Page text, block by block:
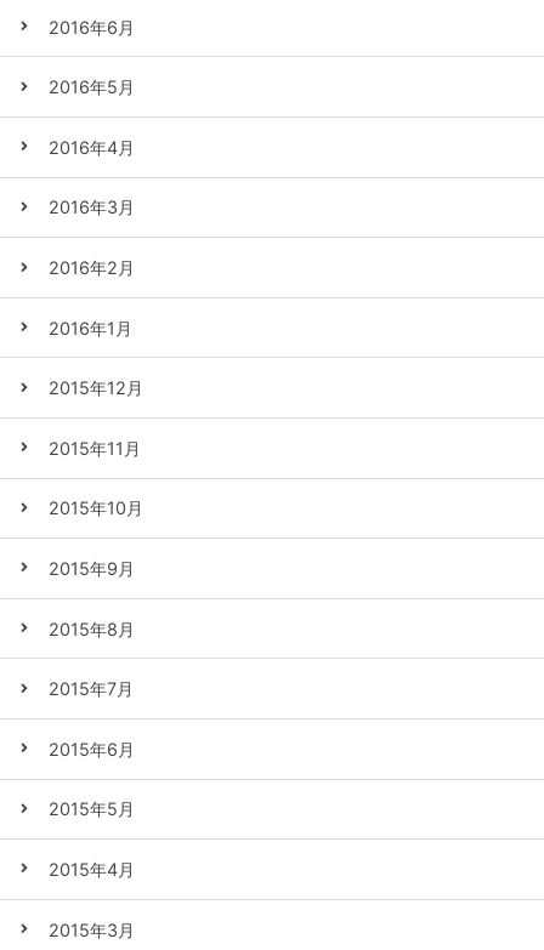
2016年6月
2016年5月
2016年4月
2016年3月
2016年2月
2016年1月
2015年12月
2015年11月
2015年10月
2015年9月
2015年8月
2015年7月
2015年6月
2015年5月
2015年4月
2015年3月